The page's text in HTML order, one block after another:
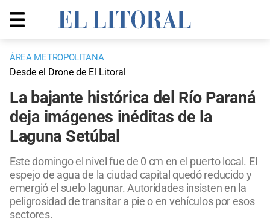
ÁREA METROPOLITANA
Desde el Drone de El Litoral
La bajante histórica del Río Paraná
deja imágenes inéditas de la
Laguna Setúbal
Este domingo el nivel fue de 0 cm en el puerto local. El
espejo de agua de la ciudad capital quedó reducido y
emergió el suelo lagunar. Autoridades insisten en la
peligrosidad de transitar a pie o en vehículos por esos
sectores.